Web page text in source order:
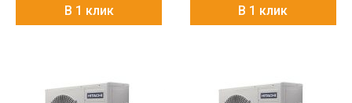
В 1 клик В 1 клик